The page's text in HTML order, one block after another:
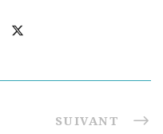
SUIVANT